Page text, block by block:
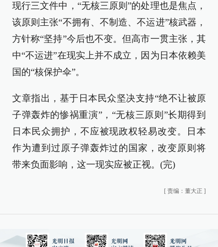
现行三文件中，“无核三原则”的处理也是焦点，
该原则主张“不拥有、不制造、不运进”核武器，
方针称“坚持”今后也不变。但高市一贯主张，其
中“不运进”在现实上并不成立，因为日本依赖美
国的“核保护伞”。
文章指出，基于日本民众坚决支持“绝不让被原
子弹轰炸的惨祸重演”，“无核三原则”长期得到
日本民众拥护，不应被现政权轻易改变。日本
作为遭到过原子弹轰炸过的国家，改变原则将
带来负面影响，这一现实应被正视。(完)
[ 责编：董大正 ]